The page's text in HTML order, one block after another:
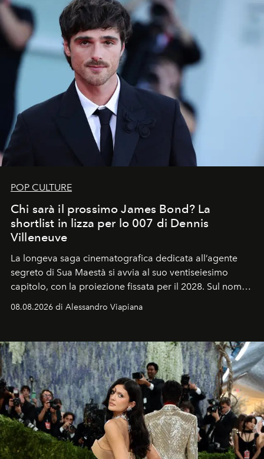
POP CULTURE
Chi sarà il prossimo James Bond? La
shortlist in lizza per lo 007 di Dennis
Villeneuve
La longeva saga cinematografica dedicata all’agente
segreto di Sua Maestà si avvia al suo ventiseiesimo
capitolo, con la proiezione fissata per il 2028. Sul nome
dell’attore chiamato a raccogliere l’eredità di Daniel
Craig, però, regna ancora il più assoluto riserbo.
08.08.2026 di Alessandro Viapiana